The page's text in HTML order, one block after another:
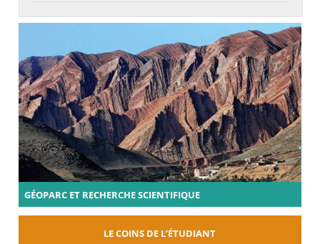
GÉOPARC ET RECHERCHE SCIENTIFIQUE
LE COINS DE L’ÉTUDIANT